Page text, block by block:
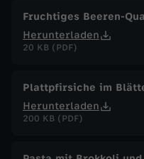
Fruchtiges Beeren-
Herunterladen
20 KB (PDF)
Plattpfirsiche im
Herunterladen
200 KB (PDF)